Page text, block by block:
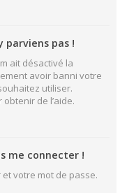
parviens pas !
ait désactivé la
avoir banni votre
utiliser.
de l’aide.
me connecter !
votre mot de passe.